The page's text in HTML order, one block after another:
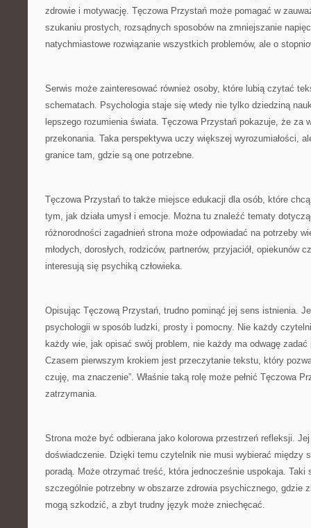
zdrowie i motywację. Tęczowa Przystań może pomagać w
szukaniu prostych, rozsądnych sposobów na zmniejszanie
natychmiastowe rozwiązanie wszystkich problemów, ale o
Serwis może zainteresować również osoby, które lubią czytać
schematach. Psychologia staje się wtedy nie tylko dziedziną
lepszego rozumienia świata. Tęczowa Przystań pokazuje, że za
przekonania. Taka perspektywa uczy większej wyrozumiałości,
granice tam, gdzie są one potrzebne.
Tęczowa Przystań to także miejsce edukacji dla osób, które
tym, jak działa umysł i emocje. Można tu znaleźć tematy
różnorodności zagadnień strona może odpowiadać na potrzeby
młodych, dorosłych, rodziców, partnerów, przyjaciół, opiekunów
interesują się psychiką człowieka.
Opisując Tęczową Przystań, trudno pominąć jej sens istnienia.
psychologii w sposób ludzki, prosty i pomocny. Nie każdy
każdy wie, jak opisać swój problem, nie każdy ma odwagę
Czasem pierwszym krokiem jest przeczytanie tekstu, który
czuję, ma znaczenie”. Właśnie taką rolę może pełnić Tęczowa
zatrzymania.
Strona może być odbierana jako kolorowa przestrzeń refleksji.
doświadczenie. Dzięki temu czytelnik nie musi wybierać między
poradą. Może otrzymać treść, która jednocześnie uspokaja. Taki
szczególnie potrzebny w obszarze zdrowia psychicznego, gdzie
mogą szkodzić, a zbyt trudny język może zniechęcać.